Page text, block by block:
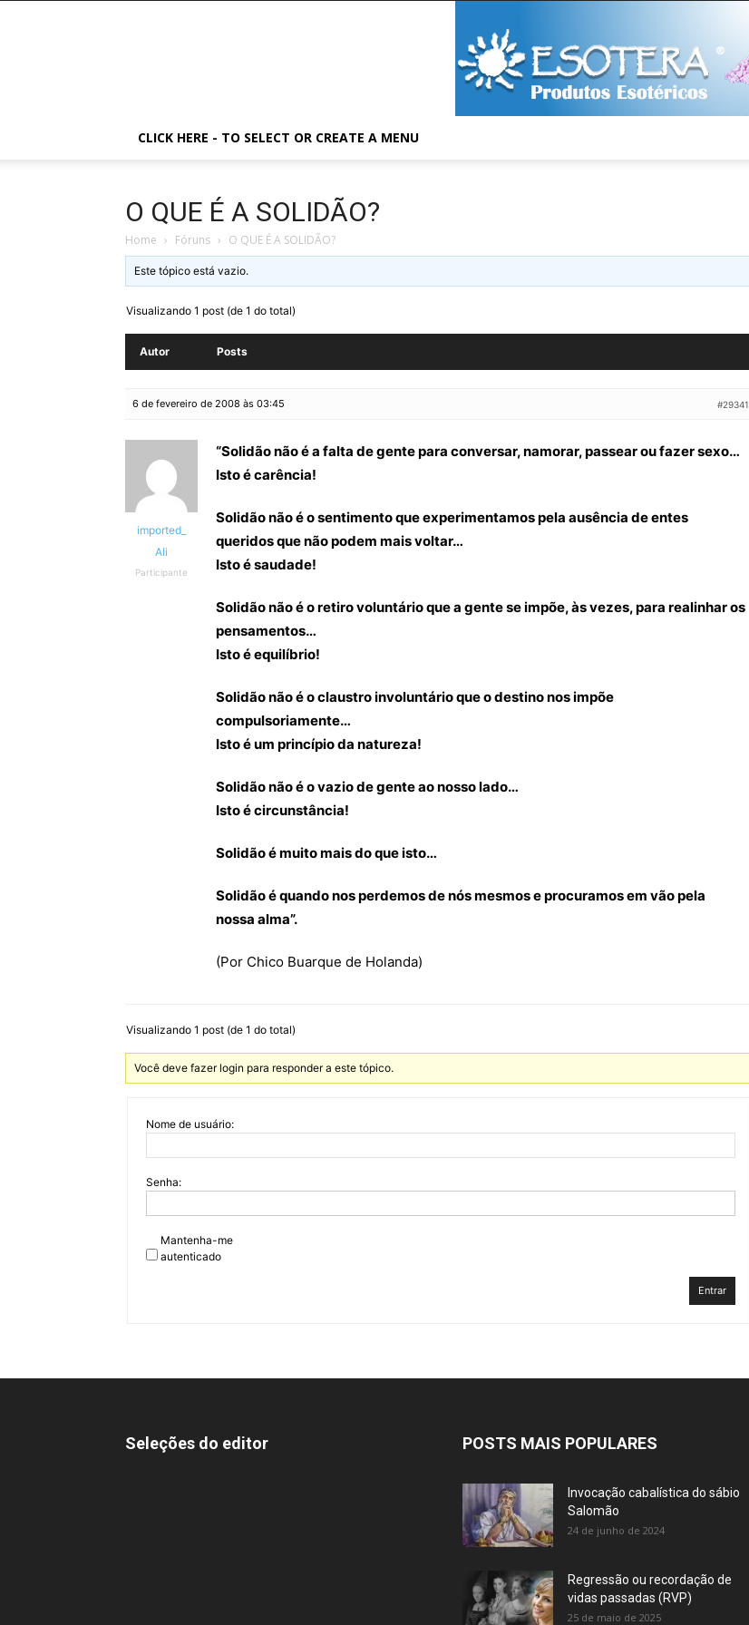
CLICK HERE - TO SELECT OR CREATE A MENU
O QUE É A SOLIDÃO?
Home › Fóruns › O QUE É A SOLIDÃO?
Este tópico está vazio.
Visualizando 1 post (de 1 do total)
Autor Posts
6 de fevereiro de 2008 às 03:45 #29341
imported_
Ali
Participante
“Solidão não é a falta de gente para conversar, namorar, passear ou fazer sexo…
Isto é carência!
Solidão não é o sentimento que experimentamos pela ausência de entes
queridos que não podem mais voltar…
Isto é saudade!
Solidão não é o retiro voluntário que a gente se impõe, às vezes, para realinhar os
pensamentos…
Isto é equilíbrio!
Solidão não é o claustro involuntário que o destino nos impõe
compulsoriamente…
Isto é um princípio da natureza!
Solidão não é o vazio de gente ao nosso lado…
Isto é circunstância!
Solidão é muito mais do que isto…
Solidão é quando nos perdemos de nós mesmos e procuramos em vão pela
nossa alma”.
(Por Chico Buarque de Holanda)
Visualizando 1 post (de 1 do total)
Você deve fazer login para responder a este tópico.
Nome de usuário:
Senha:
Mantenha-me
autenticado
Entrar
Seleções do editor POSTS MAIS POPULARES
Invocação cabalística do sábio
Salomão
24 de junho de 2024
Regressão ou recordação de
vidas passadas (RVP)
25 de maio de 2025